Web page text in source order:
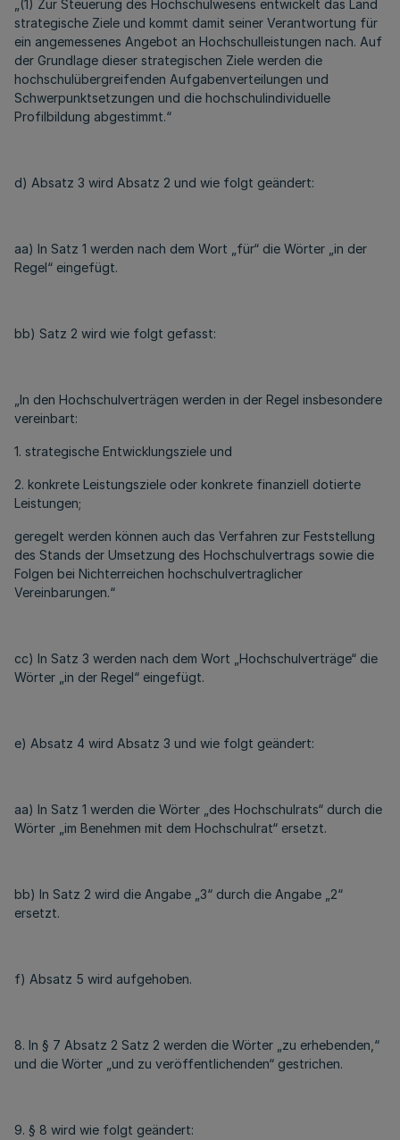
„(1) Zur Steuerung des Hochschulwesens entwickelt das Land
strategische Ziele und kommt damit seiner Verantwortung für
ein angemessenes Angebot an Hochschulleistungen nach. Auf
der Grundlage dieser strategischen Ziele werden die
hochschulübergreifenden Aufgabenverteilungen und
Schwerpunktsetzungen und die hochschulindividuelle
Profilbildung abgestimmt.“
d) Absatz 3 wird Absatz 2 und wie folgt geändert:
aa) In Satz 1 werden nach dem Wort „für“ die Wörter „in der
Regel“ eingefügt.
bb) Satz 2 wird wie folgt gefasst:
„In den Hochschulverträgen werden in der Regel insbesondere
vereinbart:
1. strategische Entwicklungsziele und
2. konkrete Leistungsziele oder konkrete finanziell dotierte
Leistungen;
geregelt werden können auch das Verfahren zur Feststellung
des Stands der Umsetzung des Hochschulvertrags sowie die
Folgen bei Nichterreichen hochschulvertraglicher
Vereinbarungen.“
cc) In Satz 3 werden nach dem Wort „Hochschulverträge“ die
Wörter „in der Regel“ eingefügt.
e) Absatz 4 wird Absatz 3 und wie folgt geändert:
aa) In Satz 1 werden die Wörter „des Hochschulrats“ durch die
Wörter „im Benehmen mit dem Hochschulrat“ ersetzt.
bb) In Satz 2 wird die Angabe „3“ durch die Angabe „2“
ersetzt.
f) Absatz 5 wird aufgehoben.
8. In § 7 Absatz 2 Satz 2 werden die Wörter „zu erhebenden,“
und die Wörter „und zu veröffentlichenden“ gestrichen.
9. § 8 wird wie folgt geändert: